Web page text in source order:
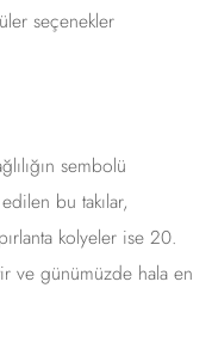
seçenekler
sembolü
bu takılar,
kolyeler ise 20.
ve günümüzde hala en